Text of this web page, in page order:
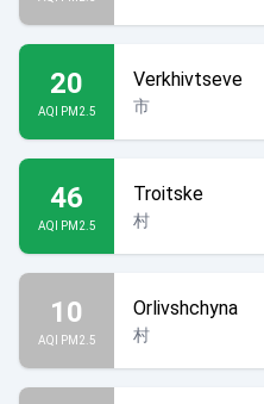
20
AQI PM2.5
Verkhivtseve
市
46
AQI PM2.5
Troitske
村
10
AQI PM2.5
Orlivshchyna
村